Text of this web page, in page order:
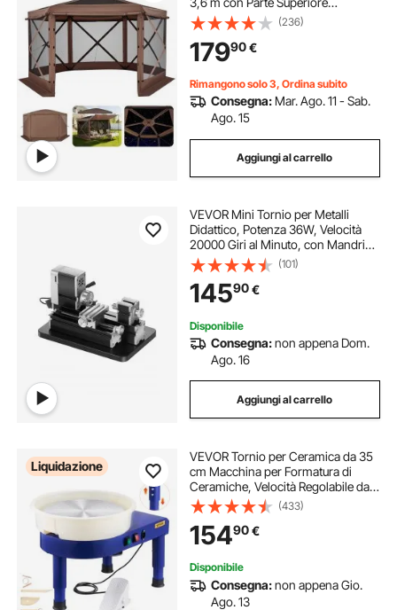
Rimovibile e Borsa per il Trasporto,
Montaggio Rapido e Anti-Morsi,
Riparo Solare per 8-10 Persone,
Marrone
(236)
17990€
Rimangono solo 3, Ordina subito
Consegna: Mar. Ago. 11 - Sab.
Ago. 15
Aggiungi al carrello
VEVOR Mini Tornio per Metalli
Didattico, Potenza 36W, Velocità
20000 Giri al Minuto, con Mandrino
3 Griffe, Volantino in Lega di
Alluminio, per Elaborare Metalli
Morbidi Legno Plastici 70 x 130 mm
(101)
14590€
Disponibile
Consegna:non appena Dom.
Ago. 16
Aggiungi al carrello
Liquidazione
VEVOR Tornio per Ceramica da 35
cm Macchina per Formatura di
Ceramiche, Velocità Regolabile da
60 a 300 giri/min Pedale, Gamba di
Sollevamento Regolabile, Vasca
Rimovibile, per Lavori Artistici, Blu
(433)
15490€
Disponibile
Consegna:non appena Gio.
Ago. 13